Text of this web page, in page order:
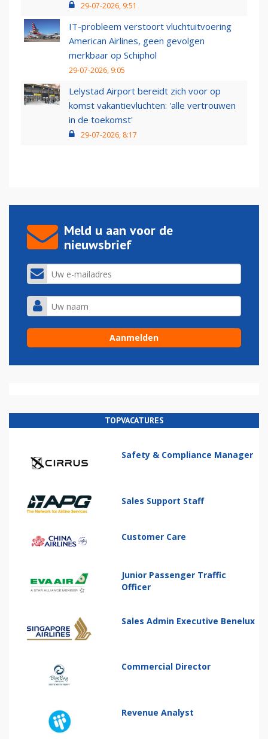
29-07-2026, 9:51
IT-probleem verstoort vluchtuitvoering
American Airlines, geen gevolgen
merkbaar op Schiphol
29-07-2026, 9:05
Lelystad Airport bereidt zich voor op
komst vakantievluchten: 'alle vertrouwen
in de toekomst'
29-07-2026, 8:17
Meld u aan voor de
nieuwsbrief
TOPVACATURES
Safety & Compliance Manager
Sales Support Staff
Customer Care
Junior Passenger Traffic
Officer
Sales Admin Executive Benelux
Commercial Director
Revenue Analyst